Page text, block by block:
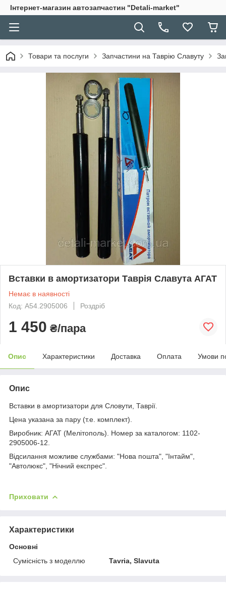
Інтернет-магазин автозапчастин "Detali-market"
Товари та послуги Запчастини на Таврію Славуту
Вставки в амортизатори Таврія Славута АГАТ
Немає в наявності
Код: A54.2905006
Роздріб
1 450 ₴/пара
Опис Характеристики Доставка Оплата Умови
Опис
Вставки в амортизатори для Словути, Таврії.
Цена указана за пару (т.е. комплект).
Виробник: АГАТ (Мелітополь). Номер за каталогом: 1102-
2905006-12.
Відсилання можливе службами: "Нова пошта", "Інтайм",
"Автолюкс", "Нічний експрес".
Приховати
Характеристики
Основні
Сумісність з моделлю
Tavria, Slavuta